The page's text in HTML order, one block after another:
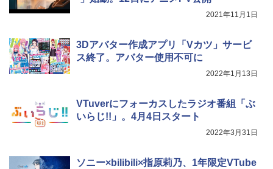
2021年11月1日
3Dアバター作成アプリ「Vカツ」サービ
ス終了。アバター使用不可に
2022年1月13日
VTuverにフォーカスしたラジオ番組「ぶ
いらじ!!」。4月4日スタート
2022年3月31日
ソニー×bilibili×指原莉乃、1年限定VTube